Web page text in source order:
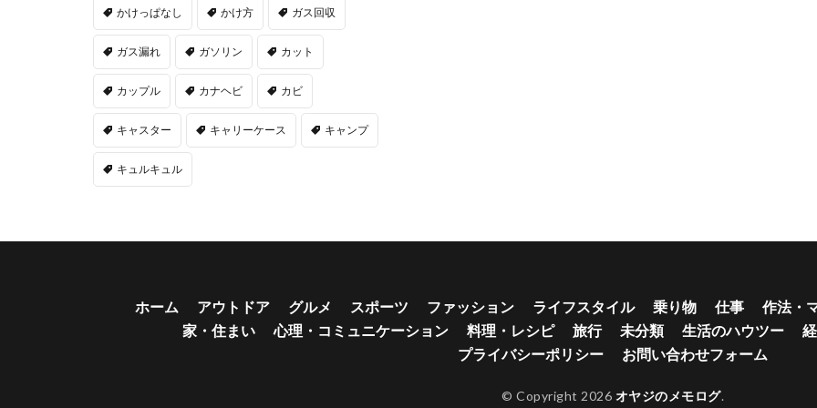
かけっぱなし かけ方 ガス回収
ガス漏れ ガソリン カット
カップル カナヘビ カビ
キャスター キャリーケース キャンプ
キュルキュル
ホーム アウトドア グルメ スポーツ ファッション ライフスタイル 乗り物 仕事
作法・
家・住まい
心理・コミュニケーション 料理・レシピ 旅行 未分類 生活のハウツー
プライバシーポリシー
お問い合わせフォーム
© Copyright 2026 オヤジのメモログ.